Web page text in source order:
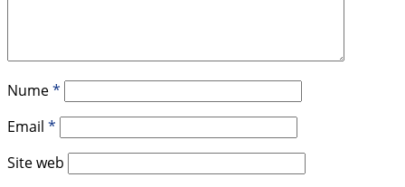
Nume*
Email *
Site web